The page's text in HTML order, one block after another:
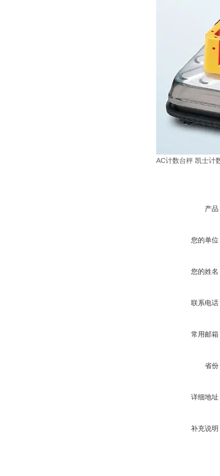
AC计数台秤 凯士计
产品
您的单位
您的姓名
联系电话
常用邮箱
省份
详细地址
补充说明